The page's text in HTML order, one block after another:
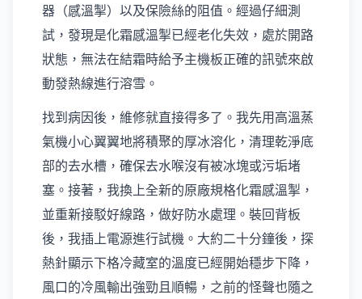
器（感溫掣）以及保險絲的阻值。經過仔細測
試，發現是化霜感溫掣已經老化失效，處於開路
狀態，無法在結霜時給予主機板正確的訊號來啟
動發熱線進行溶雪。
找到病因後，維修就直接得多了。我先用高溫蒸
氣機小心翼翼地將積聚的厚冰溶化，清理乾淨底
部的去水槽，確保去水喉沒有被冰塊或污垢堵
塞。接著，我換上全新的原廠規格化霜感溫掣，
並重新接駁好線路，做好防水處理。裝回背板
後，我插上電源進行試機。大約二十分鐘後，探
熱針顯示下格冷藏室的溫度已經開始穩步下降，
風口的冷風輸出強勁且順暢，之前的怪聲也隨之